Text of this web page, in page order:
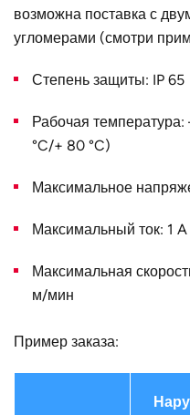
Страна
возможна поставка с
угломерами (смотри
Степень защиты: IP 65
Рабочая
°C/+ 80 °C)
Максимальное
Максимальный ток: 1 A
Максимальная
м/мин
Пример заказа: